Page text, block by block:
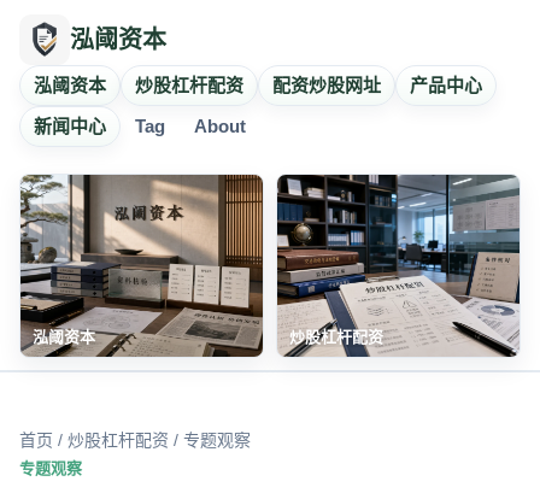
泓阈资本
泓阈资本 炒股杠杆配资 配资炒股网址
产品中心
新闻中心
Tag About
泓阈资本 炒股杠杆配资
首页 / 炒股杠杆配资 / 专题观察
专题观察